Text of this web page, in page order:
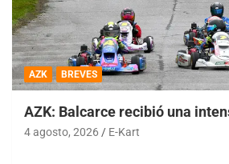
AZK BREVES
AZK: Balcarce recibió una
4 agosto, 2026 E-Kart